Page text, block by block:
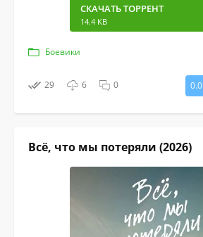
СКАЧАТЬ ТОРРЕНТ
14.4 KB
Боевики
29 6 0 0.0
Всё, что мы потеряли (2026)